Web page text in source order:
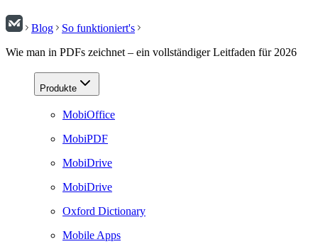
Blog
So funktioniert's
Wie man in PDFs zeichnet – ein vollständiger Leitfaden für 2026
Produkte
MobiOffice
MobiPDF
MobiDrive
MobiDrive
Oxford Dictionary
Mobile Apps